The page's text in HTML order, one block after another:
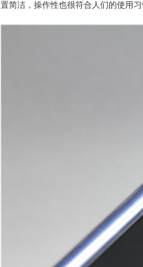
置简洁，操作性也很符合人们的使用